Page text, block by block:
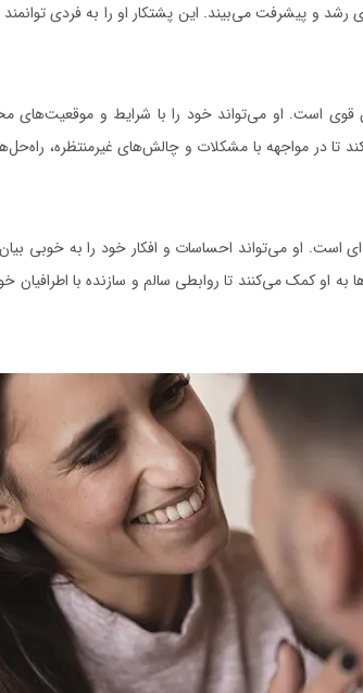
و پیشرفت می‌بیند. این پشتکار او را به فردی توانمند
است. او می‌تواند خود را با شرایط و موقعیت‌های
تا در مواجهه با مشکلات و چالش‌های غیرمنتظره،
است. او می‌تواند احساسات و افکار خود را به خوبی بیان
به او کمک می‌کنند تا روابطی سالم و سازنده با اطرافیان